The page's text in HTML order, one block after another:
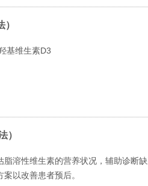
基维生素D3
）
脂溶性维生素的营养状况，辅助诊断
以改善患者预后。